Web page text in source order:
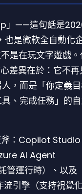
」——這句話是
也是微軟全自動化
是在玩文字遊戲
差異在於：它不再
人，而是「你定義
、完成任務」的
斧：Copilot
AI Agent
管運行時）、以及
引擎（支持視覺